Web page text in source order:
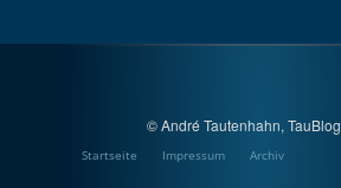
© André Tautenhahn,
Startseite Impressum Archiv